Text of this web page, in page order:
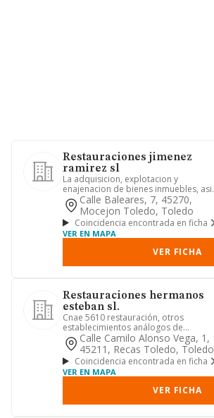
Restauraciones jimenez
ramirez sl
La adquisicion, explotacion y
enajenacion de bienes inmuebles, asi
como su urbanizacion, y la const...
Calle Baleares, 7, 45270,
Mocejon Toledo, Toledo
Coincidencia encontrada en ficha
VER EN MAPA
VER FICHA
Restauraciones hermanos
esteban sl.
Cnae 5610 restauración, otros
establecimientos análogos de
hostelería, explotación de bares,
cafete...
Calle Camilo Alonso Vega, 1,
45211, Recas Toledo, Toledo
Coincidencia encontrada en ficha
VER EN MAPA
VER FICHA